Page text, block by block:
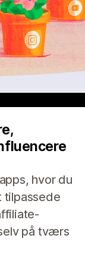
hvor du
tilpassede
på tværs